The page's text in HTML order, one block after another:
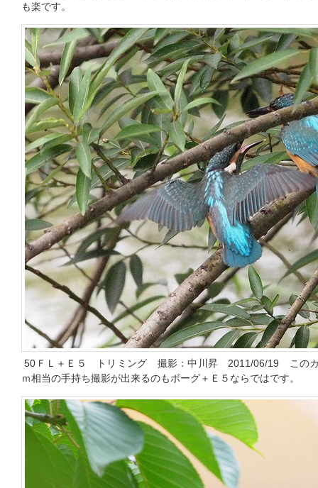
も楽です。
50ＦＬ＋Ｅ５ トリミング 撮影：中川昇 2011/06/19 このカ
ｍ相当の手持ち撮影が出来るのもボーグ＋Ｅ５ならではです。